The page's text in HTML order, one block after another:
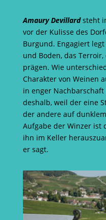
Amaury Devillardsteht
vor der Kulisse des
Burgund. Engagiert
und Boden, das
prägen. Wie
Charakter von Weinen
in enger
deshalb, weil der eine
der andere auf
Aufgabe der Winzer ist
ihn im Keller
er sagt.